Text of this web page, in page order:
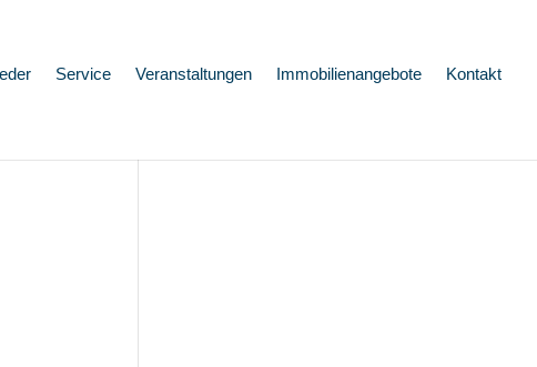
Service Veranstaltungen Immobilienangebote Kontakt